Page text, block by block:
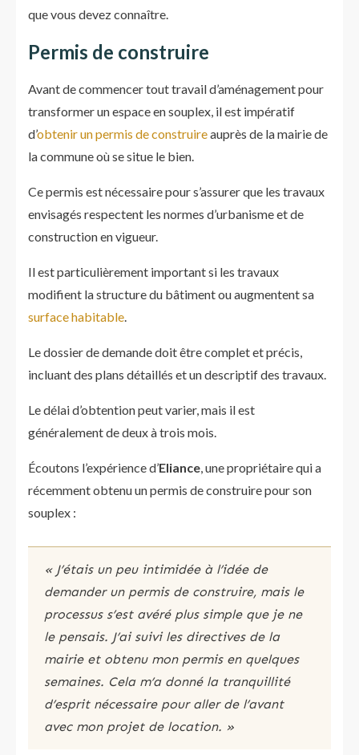
que vous devez connaître.
Permis de construire
Avant de commencer tout travail d’aménagement pour
transformer un espace en souplex, il est impératif
d’obtenir un permis de construireauprès de la mairie de
la commune où se situe le bien.
Ce permis est nécessaire pour s’assurer que les travaux
envisagés respectent les normes d’urbanisme et de
construction en vigueur.
Il est particulièrement important si les travaux
modifient la structure du bâtiment ou augmentent sa
surface habitable.
Le dossier de demande doit être complet et précis,
incluant des plans détaillés et un descriptif des travaux.
Le délai d’obtention peut varier, mais il est
généralement de deux à trois mois.
Écoutons l’expérience d’Eliance, une propriétaire qui a
récemment obtenu un permis de construire pour son
souplex :
« J’étais un peu intimidée à l’idée de
demander un permis de construire, mais le
processus s’est avéré plus simple que je ne
le pensais. J’ai suivi les directives de la
mairie et obtenu mon permis en quelques
semaines. Cela m’a donné la tranquillité
d’esprit nécessaire pour aller de l’avant
avec mon projet de location. »